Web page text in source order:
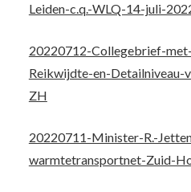
Leiden-c.q.-WLQ-14-juli-
20220712-Collegebrief-
Reikwijdte-en-Detailniveau-
ZH
20220711-Minister-R.-
warmtetransportnet-Zuid-